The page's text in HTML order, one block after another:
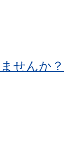
せんか？